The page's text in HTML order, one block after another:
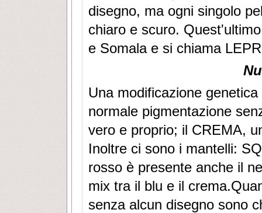
disegno, ma ogni singolo
chiaro e scuro.
e Somala e si chiama
Una modificazione
normale pigmentazione
vero e proprio; il CREMA,
Inoltre ci sono i mantelli:
rosso è presente anche il
mix tra il blu e il
senza alcun disegno sono